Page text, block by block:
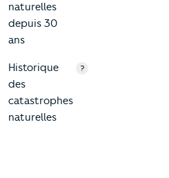
naturelles
depuis 30
ans
Historique
des
catastrophes
naturelles
?